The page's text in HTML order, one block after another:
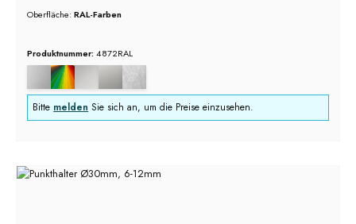
Oberfläche:RAL-Farben
Produktnummer: 4872RAL
Bitte melden Sie sich an, um die Preise einzusehen.